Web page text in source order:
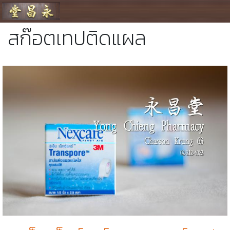
ร้านขายยา ย่งเชียงตึ๊ง
สก๊อตเทปติดแผล